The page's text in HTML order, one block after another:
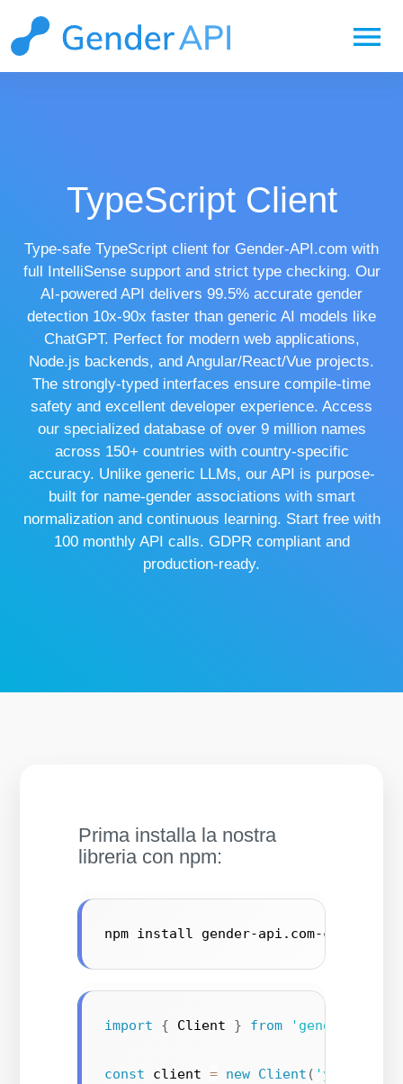
menu
TypeScript Client
Type-safe TypeScript client for Gender-API.com with
full IntelliSense support and strict type checking. Our
AI-powered API delivers 99.5% accurate gender
detection 10x-90x faster than generic AI models like
ChatGPT. Perfect for modern web applications,
Node.js backends, and Angular/React/Vue projects.
The strongly-typed interfaces ensure compile-time
safety and excellent developer experience. Access
our specialized database of over 9 million names
across 150+ countries with country-specific
accuracy. Unlike generic LLMs, our API is purpose-
built for name-gender associations with smart
normalization and continuous learning. Start free with
100 monthly API calls. GDPR compliant and
production-ready.
Prima installa la nostra
libreria con npm:
npm install gender-api.com-client --
import { Client } from 'gender-
const client = new Client ( 'your-api-